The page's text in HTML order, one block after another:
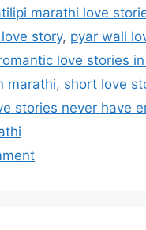
marathi love
story, pyar wali
love stories
marathi, short love
stories never have